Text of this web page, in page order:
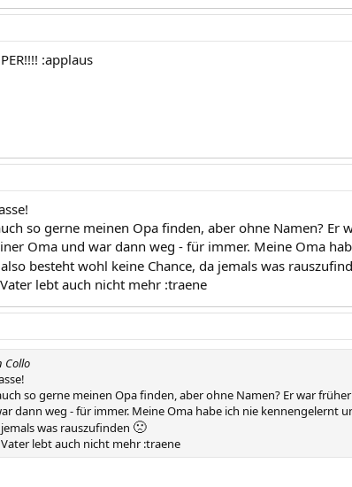
:applaus
so gerne meinen Opa finden, aber ohne Namen?
Oma und war dann weg - für immer. Meine Oma
besteht wohl keine Chance, da jemals was
lebt auch nicht mehr :traene
Collo
so gerne meinen Opa finden, aber ohne Namen? Er war
dann weg - für immer. Meine Oma habe ich nie kennengelernt
was rauszufinden 🙁
lebt auch nicht mehr :traene